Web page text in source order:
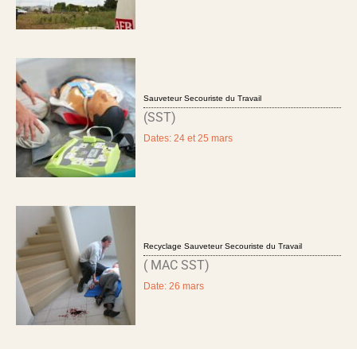
Sauveteur Secouriste du Travail
(SST)
Dates: 24 et 25 mars
Recyclage Sauveteur Secouriste du Travail
( MAC SST)
Date: 26 mars